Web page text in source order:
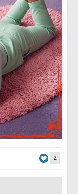
2